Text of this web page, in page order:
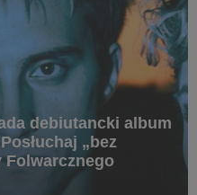
debiutancki album
„bez
Folwarcznego